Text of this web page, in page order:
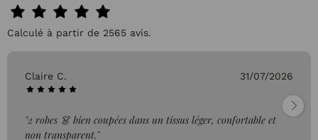
Calculé à partir de 2565 avis.
Claire C. 31/07/2026
"2 robes 👗 bien coupées dans un tissus léger, confortable et
non transparent."